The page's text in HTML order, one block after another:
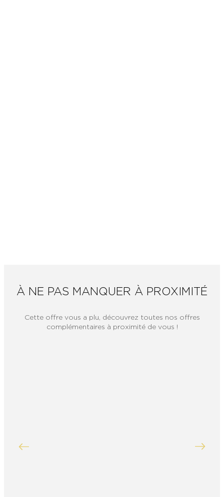
À NE PAS MANQUER À PROXIMITÉ
Cette offre vous a plu, découvrez toutes nos offres
complémentaires à proximité de vous !